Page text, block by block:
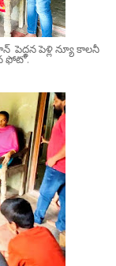
పెద్దన పెళ్లి న్యూ కాలనీ
ఫోటో.